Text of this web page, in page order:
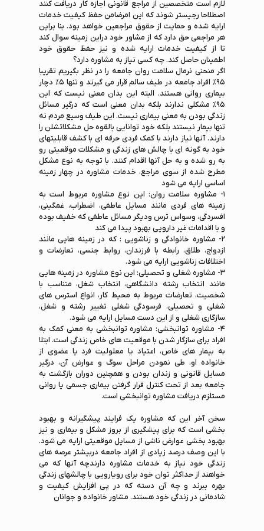
لازم است متخصصین از مراجع قانونی اجازه کار دریافت کنند
اصطلاحا رجیستر شوند که این امرضامن حفظ کیفیت خدمات
ارایه شده و حمایت از حقوق مراجعین خواهد بود. بنا براین
هر مراجعی حق دارد که از مشاور خود دراین زمینه سوال کند
تا از کیفیت خدمات ارایه شده و نیز حفظ حقوق خود
اطمینان حاصل کند. چه کسی نیاز به مشاوره دارد؟
اگر منحنی نرمال سلامت روان جامعه را در نظر بگیریم تقریبا
۹۵% افراد جامعه در طیف سالم قرار می گیرند و تنها ۵% دچار
بیماری روانی هستند. البته این بدان معنی نیست که این
۹۵% مشکلی ندارند بلکه بدان معنی است که درگیر مسائل
زندگی بودن به معنی بیماری نیست. این طیف وسیع مردم نه
تنها بیمار نیستند بلکه خود توانایی بالقوه حل مشکلاتشلن را
دارند. آنها نیاز دارند با کمک فردی حرفه ای با کشف قابلیتهای
خود به گونه ای با چالش های زندگی و مشکلات موقعیتی رو
به رو شده و به حل آنها اقدام کنند. با توجه به نوع مشکل
مطرح شده از سوی مراجع، خدمات مشاوره در چهار زمینه
اساسی ارایه می شود
۱- مشاوره سلامت روان: این نوع مشاوره مربوط است به
زمینه های فردی مانند مسایل عاطفی، اضطراب، غمگینی،
افسردگی، وسواس ترس ودیگر مسائل عاطفی که خفیف بوده
و با اقدامات غیر دارویی بهبود پیدا می کند
۲- مشاوره خانوادگی و زناشویی : که در زمینه هایی مانند
ازدواج، طلاق، رابطه با فرزندان، روابط جنسی، تعارضات و
اختلافات زناشویی ارایه می شود.
۳- مشاوره شغلی و تحصیلی: این نوع مشاوره در زمینه هایی
مانند انتخاب رشته دانشگاهی، انتخاب شغل، متناسب با
شخصیت، تعارضات مربوط به محیط کار، انواع استرس های
شغلی و تحصیلی، فرسودگی شغلی تغییر رشته و شغل،
سازگاری شغلی و از این دست مسایل ارایه می شود.
۴- مشاوره توانبخشی: مشاوره توانبخشی به معنی کمک به
افراد برای سازگار شدن با موقعیت های خاص زندگی است. ابتلا
به بیمار های خاص، اعتیاد یا معلولیت فرد یا عضوی از
خانواده او، طی نمودن مراحل سوگ و عوارض آن، درگیر
مسایل قانونی و زندان بودن و همچنین دوران بازگشت به
جامعه بعد از تحت کنترل قرار گرفتن بیماری جسمی یا روانی
مستلزم دریافت مشاوره توانبخشی است.
سخن آخر این که مشاوره یک فرایند پیشگیرانه و بهبود
بخشی است که برای پیشگیری از بروز مشکل و بیماری و نیز
بهبود بخشی عوارض ناشی از مسایل موقعیتی ارایه می شود.
با این وصف درصد زیادی از افراد جامعه دربیشتر عرصه های
زندگی خود نیاز به خدمات مشاوره دارندچه آنها که می
خواهند از حداکثر توان خود برای رویارویی با چالشهای زندگی
بهره ببرند و چه آن دسته که در پی افزایش کیفیت و
شادمانی در زندگی خود هستند. مشاور خانواده و جوانان